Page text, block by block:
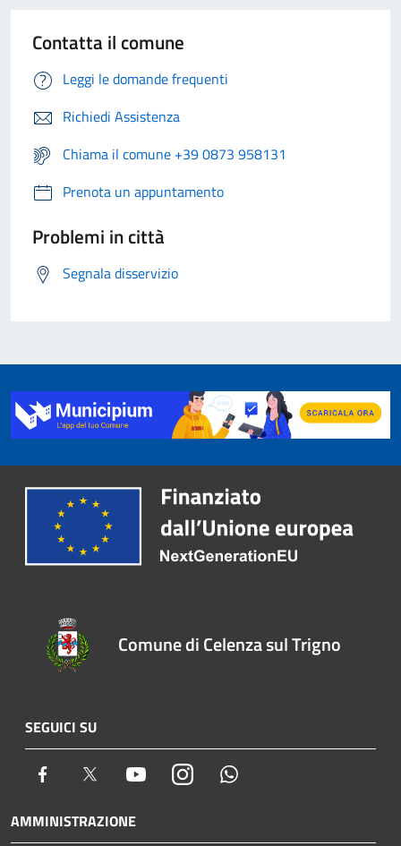
Contatta il comune
Leggi le domande frequenti
Richiedi Assistenza
Chiama il comune +39 0873 958131
Prenota un appuntamento
Problemi in città
Segnala disservizio
Comune di Celenza sul Trigno
SEGUICI SU
Facebook Twitter YoutubeInstagram
AMMINISTRAZIONE